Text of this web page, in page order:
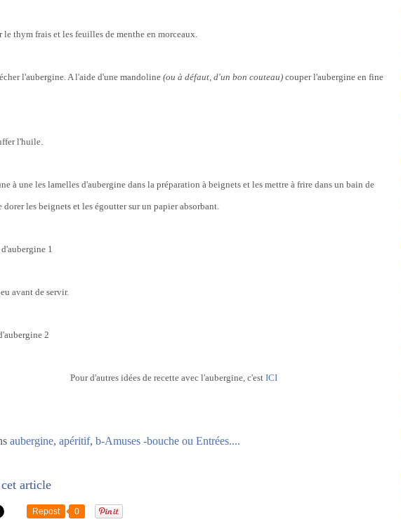
le thym frais et les feuilles de menthe en morceaux.
l'aubergine. A l'aide d'une mandoline (ou à défaut, d'un bon couteau) couper l'aubergine en fine
l'huile.
à une les lamelles d'aubergine dans la préparation à beignets et les mettre à frire dans un bain de
dorer les beignets et les égoutter sur un papier absorbant.
avant de servir.
Pour d'autres idées de recette avec l'aubergine, c'est ICI
aubergine, apéritif, b-Amuses -bouche ou Entrées....
article
Repost 0